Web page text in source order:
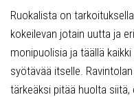
Ruokalista on
kokeilevan jotain uutta ja
monipuolisia ja täällä
syötävää itselle.
tärkeäksi pitää huolta